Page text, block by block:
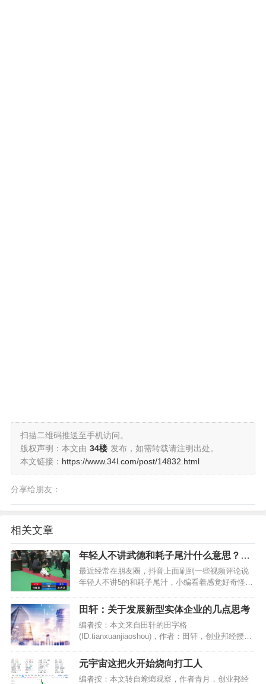
扫描二维码推送至手机访问。
版权声明：本文由 34楼 发布，如需转载请注明出处。
本文链接： https://www.34l.com/post/14832.html
分享给朋友：
相关文章
年轻人不讲武德和耗子尾汁什么意思？什
么梗？
最近经常在朋友圈，抖音上面刷到一些视频评论说
年轻人不讲5的和耗子尾汁，小编看着感觉好奇怪，
是太极大师马保国老师讲的。究竟这个梗是怎么来
的呢？其实，刚开始人家只是取笑这个马保国大师
的梗，后面没有想到…
田轩：关于发展新型实体企业的几点思考
编者按：本文来自田轩的田字格
(ID:tianxuanjiaoshou)，作者：田轩，创业邦经授权
依赖走向创新驱动型高质量发展的关键期，一手拉
紧传统实体产业，另一只手紧贴数字经济发展脉络
的新型实体…
元宇宙这把火开始烧向打工人
编者按：本文转自螳螂观察，作者青月，创业邦经